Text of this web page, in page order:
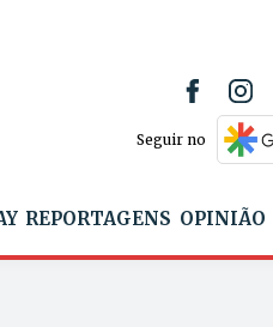
Seguir no
REPORTAGENS OPINIÃO